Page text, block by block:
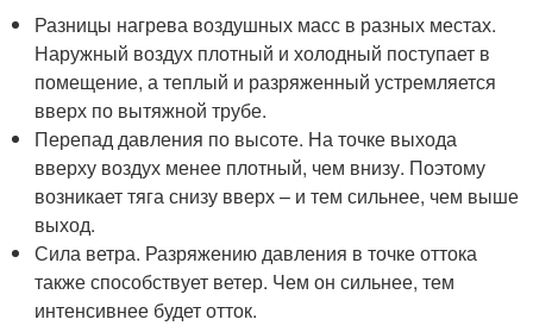
Разницы нагрева воздушных масс в разных местах.
Наружный воздух плотный и холодный поступает в
помещение, а теплый и разряженный устремляется
вверх по вытяжной трубе.
Перепад давления по высоте. На точке выхода
вверху воздух менее плотный, чем внизу. Поэтому
возникает тяга снизу вверх – и тем сильнее, чем выше
выход.
Сила ветра. Разряжению давления в точке оттока
также способствует ветер. Чем он сильнее, тем
интенсивнее будет отток.